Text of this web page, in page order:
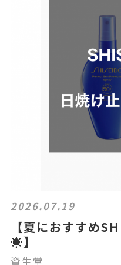
2026.07.19
【夏におすすめ
☀️】
資生堂